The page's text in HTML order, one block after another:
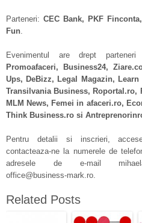
Parteneri:CEC Bank, PKF
Fun.
Evenimentul are drept
Promoafaceri, Business24,
Ups, DeBizz, Legal Magazin,
Transilvania Business, Roportal.ro,
MLM News, Femei in afaceri.ro,
Think Business.ro si
Pentru detalii si inscrieri,
contacteaza-ne la numerele de
adresele de e-mail
office@business-mark.ro.
Related Posts